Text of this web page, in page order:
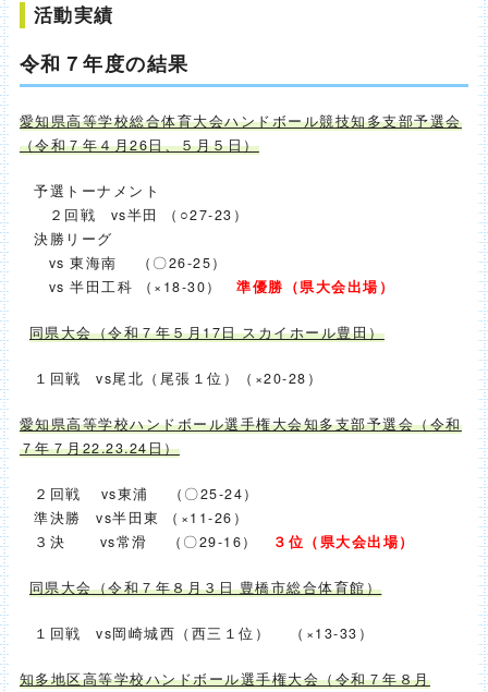
活動実績
令和７年度の結果
愛知県高等学校総合体育大会ハンドボール競技知多支部予選会
（令和７年４月26日、５月５日）
予選トーナメント
２回戦 vs半田 （○27-23）
決勝リーグ
vs 東海南 （〇26-25）
vs 半田工科 （×18-30）準優勝（県大会出場）
同県大会（令和７年５月17日 スカイホール豊田）
１回戦 vs尾北（尾張１位）（×20-28）
愛知県高等学校ハンドボール選手権大会知多支部予選会（令和
７年７月22.23.24日）
２回戦 vs東浦 （〇25-24）
準決勝 vs半田東 （×11-26）
３決 vs常滑 （〇29-16）
３位（県大会出場）
同県大会（令和７年８月３日 豊橋市総合体育館）
１回戦 vs岡崎城西（西三１位） （×13-33）
知多地区高等学校ハンドボール選手権大会（令和７年８月